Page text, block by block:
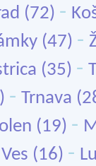
(72) -
(47) -
(35) -
- Trnava
(19) -
(16) -